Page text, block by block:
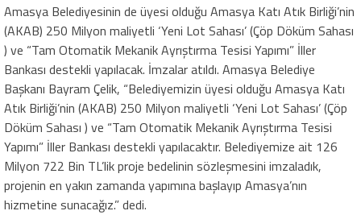
Amasya Belediyesinin de üyesi olduğu Amasya Katı Atık Birliği’nin
(AKAB) 250 Milyon maliyetli ‘Yeni Lot Sahası’ (Çöp Döküm Sahası
) ve “Tam Otomatik Mekanik Ayrıştırma Tesisi Yapımı” İller
Bankası destekli yapılacak. İmzalar atıldı. Amasya Belediye
Başkanı Bayram Çelik, “Belediyemizin üyesi olduğu Amasya Katı
Atık Birliği’nin (AKAB) 250 Milyon maliyetli ‘Yeni Lot Sahası’ (Çöp
Döküm Sahası ) ve “Tam Otomatik Mekanik Ayrıştırma Tesisi
Yapımı” İller Bankası destekli yapılacaktır. Belediyemize ait 126
Milyon 722 Bin TL’lik proje bedelinin sözleşmesini imzaladık,
projenin en yakın zamanda yapımına başlayıp Amasya’nın
hizmetine sunacağız.” dedi.